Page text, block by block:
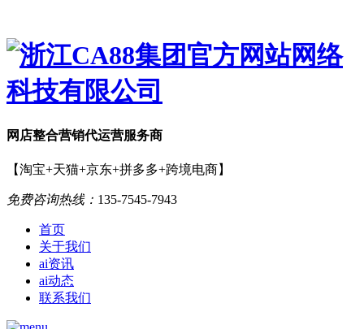
网店整合营销代运营服务商
【淘宝+天猫+京东+拼多多+跨境电商】
免费咨询热线： 135-7545-7943
首页
关于我们
ai资讯
ai动态
联系我们